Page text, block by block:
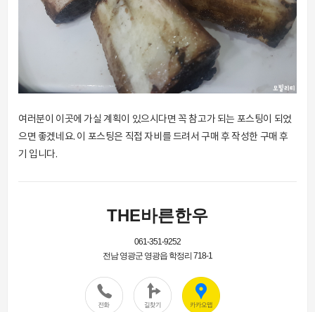
여러분이 이곳에 가실 계획이 있으시다면 꼭 참고가 되는 포스팅이 되었
으면 좋겠네요. 이 포스팅은 직접 자비를 드려서 구매 후 작성한 구매 후
기 입니다.